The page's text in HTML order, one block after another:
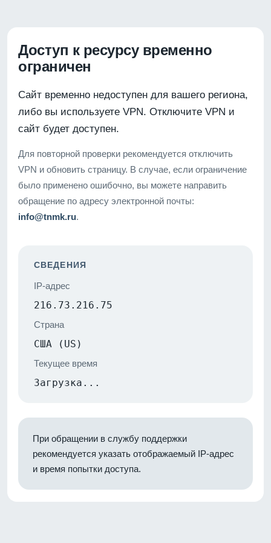
Доступ к ресурсу временно
ограничен
Сайт временно недоступен для вашего региона,
либо вы используете VPN. Отключите VPN и
сайт будет доступен.
Для повторной проверки рекомендуется отключить
VPN и обновить страницу. В случае, если ограничение
было применено ошибочно, вы можете направить
обращение по адресу электронной почты:
info@tnmk.ru.
СВЕДЕНИЯ
IP-адрес
216.73.216.75
Страна
США (US)
Текущее время
Загрузка...
При обращении в службу поддержки
рекомендуется указать отображаемый IP-адрес
и время попытки доступа.